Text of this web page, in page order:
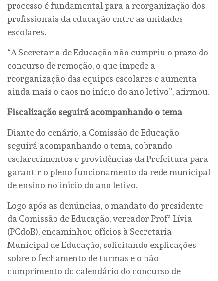
processo é fundamental para a reorganização dos
profissionais da educação entre as unidades
escolares.
“A Secretaria de Educação não cumpriu o prazo do
concurso de remoção, o que impede a
reorganização das equipes escolares e aumenta
ainda mais o caos no início do ano letivo”, afirmou.
Fiscalização seguirá acompanhando o tema
Diante do cenário, a Comissão de Educação
seguirá acompanhando o tema, cobrando
esclarecimentos e providências da Prefeitura para
garantir o pleno funcionamento da rede municipal
de ensino no início do ano letivo.
Logo após as denúncias, o mandato do presidente
da Comissão de Educação, vereador Profª Lívia
(PCdoB), encaminhou ofícios à Secretaria
Municipal de Educação, solicitando explicações
sobre o fechamento de turmas e o não
cumprimento do calendário do concurso de